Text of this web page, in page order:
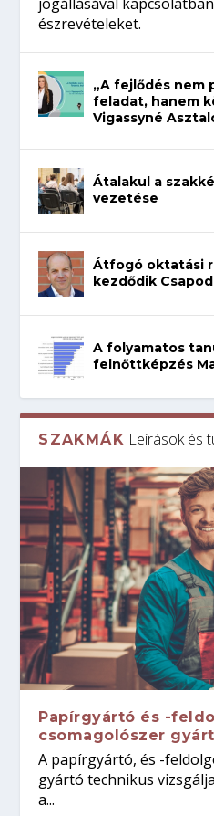
észrevételeket.
„A fejlődés nem
feladat, hanem
Vigassyné
Átalakul a
vezetése
Átfogó oktatási
kezdődik
A folyamatos
felnőttképzés
SZAKMÁK Leírások és
Papírgyártó és -
csomagolószer
A papírgyártó, és -
gyártó technikus
a...